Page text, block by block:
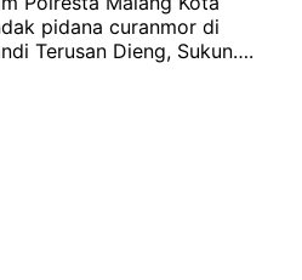
pidana curanmor di
Terusan Dieng, Sukun….